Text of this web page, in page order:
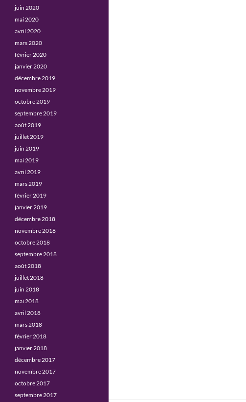
juin 2020
mai 2020
avril 2020
mars 2020
février 2020
janvier 2020
décembre 2019
novembre 2019
octobre 2019
septembre 2019
août 2019
juillet 2019
juin 2019
mai 2019
avril 2019
mars 2019
février 2019
janvier 2019
décembre 2018
novembre 2018
octobre 2018
septembre 2018
août 2018
juillet 2018
juin 2018
mai 2018
avril 2018
mars 2018
février 2018
janvier 2018
décembre 2017
novembre 2017
octobre 2017
septembre 2017